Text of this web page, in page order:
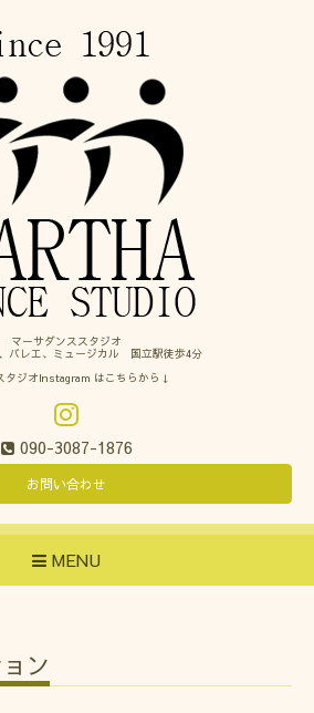
マーサダンススタジオ
バレエ、ミュージカル 国立駅徒歩4分
オInstagram はこちらから↓
090-3087-1876
お問い合わせ
MENU
ン